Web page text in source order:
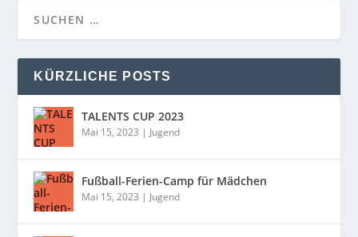
KÜRZLICHE POSTS
TALENTS CUP 2023
Mai 15, 2023 | Jugend
Fußball-Ferien-Camp für Mädchen
Mai 15, 2023 | Jugend